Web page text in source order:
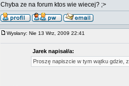
Chyba ze na forum ktos wie wiecej? ;>
Wysłany: Nie 13 Wrz, 2009 22:41
Jarek napisał/a:
Proszę napiszcie w tym wątku gdzie,